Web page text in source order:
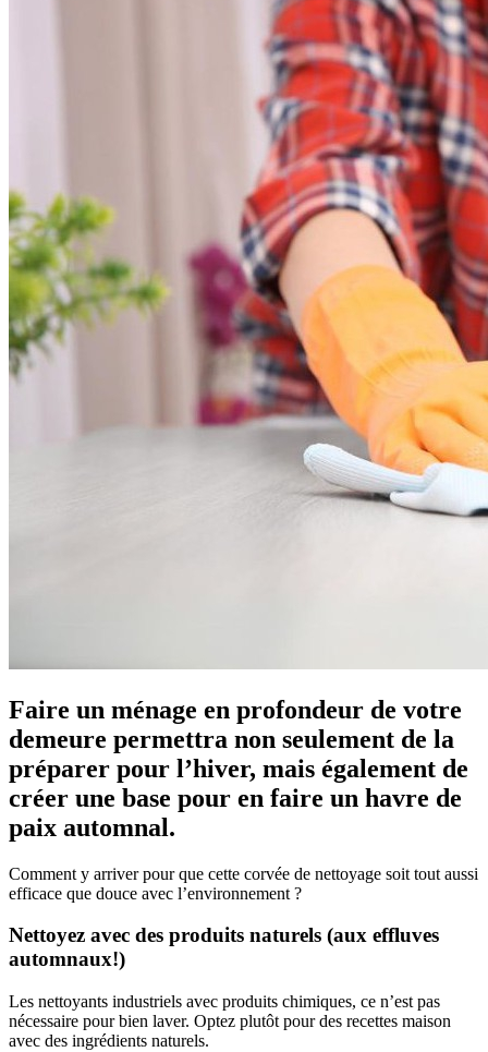
Faire un ménage en profondeur de votre
demeure permettra non seulement de la
préparer pour l’hiver, mais également de
créer une base pour en faire un havre de
paix automnal.
Comment y arriver pour que cette corvée de nettoyage soit tout aussi
efficace que douce avec l’environnement ?
Nettoyez avec des produits naturels (aux effluves
automnaux!)
Les nettoyants industriels avec produits chimiques, ce n’est pas
nécessaire pour bien laver. Optez plutôt pour des recettes maison
avec des ingrédients naturels.